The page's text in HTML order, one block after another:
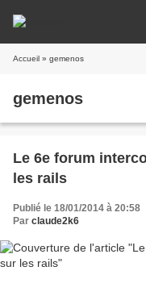
Accueil » gemenos
gemenos
Le 6e forum
les rails
Publié le 18/01/2014 à 20:58
Par claude2k6